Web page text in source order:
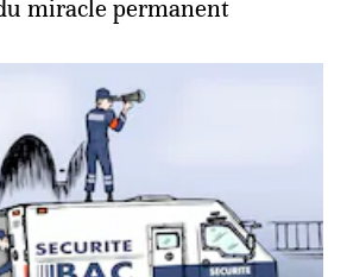
miracle permanent